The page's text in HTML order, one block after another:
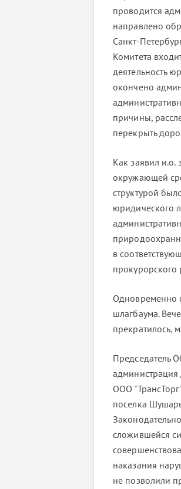
проводится
направлено
Санкт-
Комитета
деятельность
окончено
причины,
перекрыть
Как заявил и.о.
окружающей
структурой
юридического
в
Одновременно
шлагбаума.
прекратилось,
Председатель
администрация
ООО
поселка
сложившейся
наказания
не позволили